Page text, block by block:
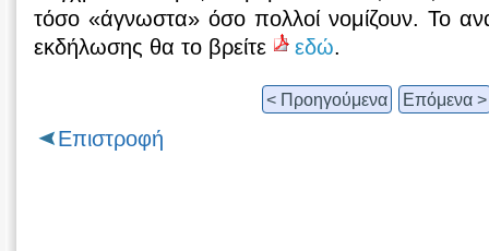
τόσο «άγνωστα» όσο πολλοί νομίζουν. Το
εκδήλωσης θα το βρείτε
εδώ.
< Προηγούμενα Επόμενα >
Επιστροφή